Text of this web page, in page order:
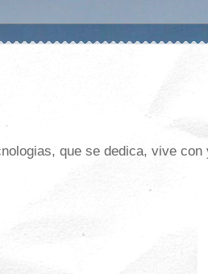
que se dedica, vive con